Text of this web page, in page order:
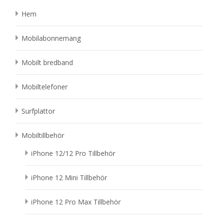
Hem
Mobilabonnemang
Mobilt bredband
Mobiltelefoner
Surfplattor
Mobiltillbehör
iPhone 12/12 Pro Tillbehör
iPhone 12 Mini Tillbehör
iPhone 12 Pro Max Tillbehör